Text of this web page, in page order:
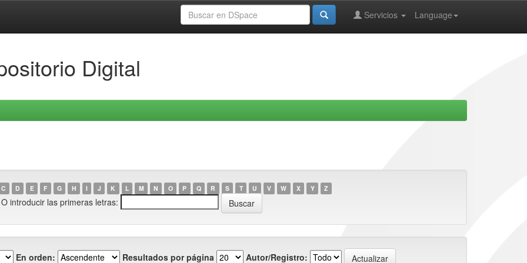
Language
Servicios
Digital
C D E F G H I J K L M N O P Q R S T U V W X Y Z
O introducir las primeras letras:
En orden: Resultados por página Autor/Registro: